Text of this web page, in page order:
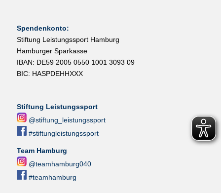
Spendenkonto:
Stiftung Leistungssport Hamburg
Hamburger Sparkasse
IBAN: DE59 2005 0550 1001 3093 09
BIC: HASPDEHHXXX
Stiftung Leistungssport
@stiftung_leistungssport
#stiftungleistungssport
Team Hamburg
@teamhamburg040
#teamhamburg